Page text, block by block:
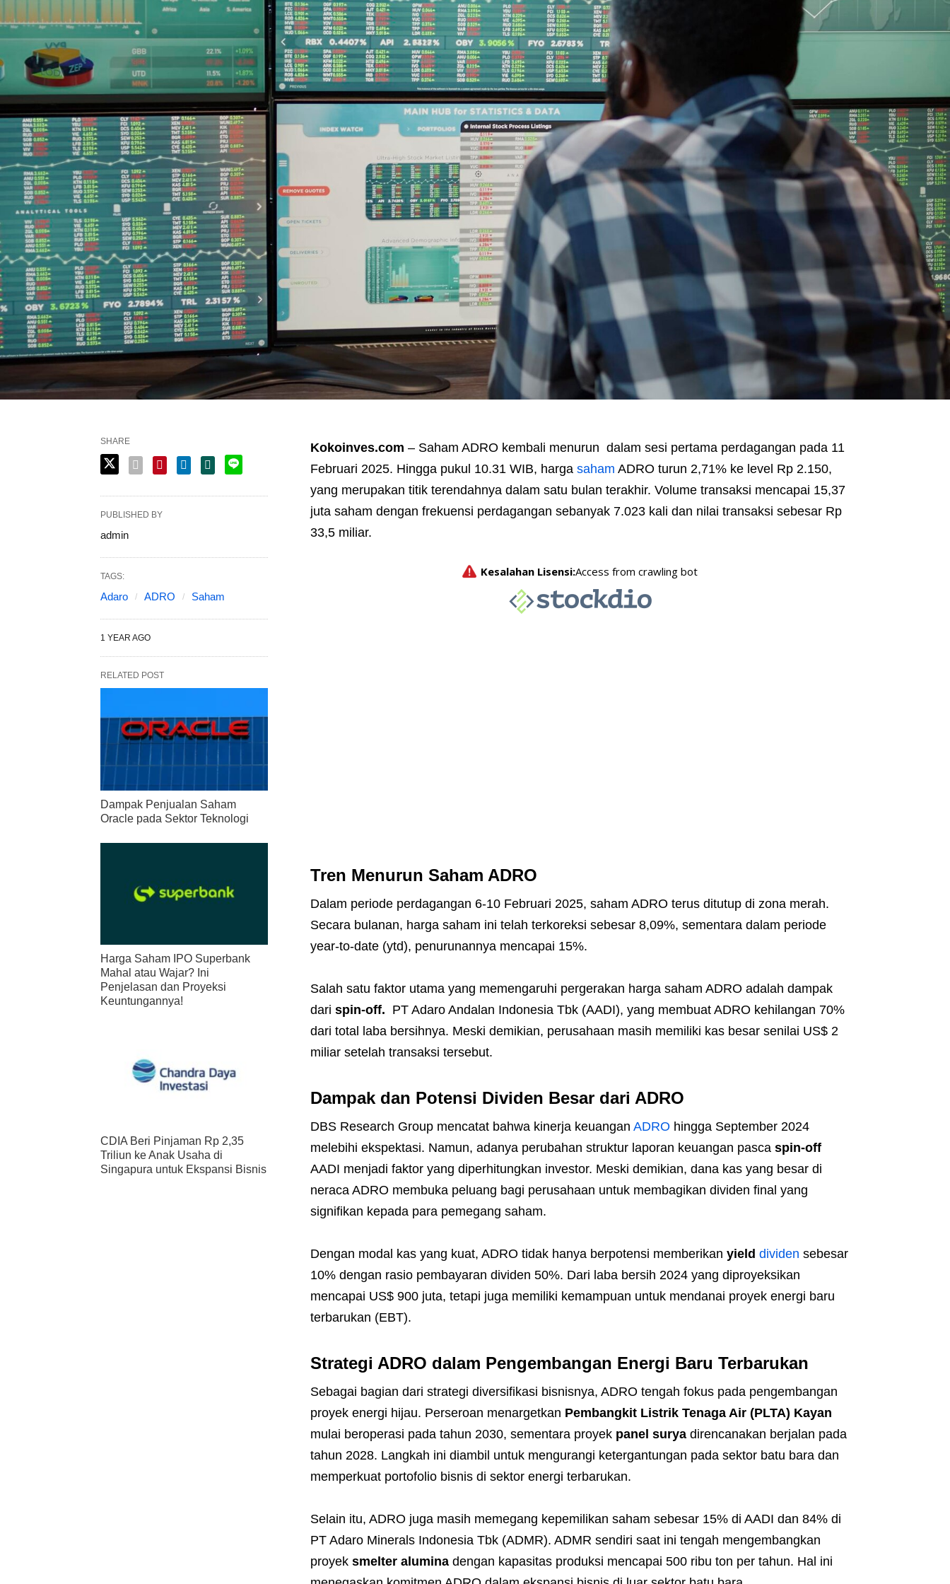
Kokoinves.com – Saham ADRO kembali menurun dalam sesi pertama perdagangan pada 11
Februari 2025. Hingga pukul 10.31 WIB, harga saham ADRO turun 2,71% ke level Rp 2.150,
yang merupakan titik terendahnya dalam satu bulan terakhir. Volume transaksi mencapai 15,37
juta saham dengan frekuensi perdagangan sebanyak 7.023 kali dan nilai transaksi sebesar Rp
33,5 miliar.
Tren Menurun Saham ADRO
Dalam periode perdagangan 6-10 Februari 2025, saham ADRO terus ditutup di zona merah.
Secara bulanan, harga saham ini telah terkoreksi sebesar 8,09%, sementara dalam periode
year-to-date (ytd), penurunannya mencapai 15%.
Salah satu faktor utama yang memengaruhi pergerakan harga saham ADRO adalah dampak
dari spin-off. PT Adaro Andalan Indonesia Tbk (AADI), yang membuat ADRO kehilangan 70%
dari total laba bersihnya. Meski demikian, perusahaan masih memiliki kas besar senilai US$ 2
miliar setelah transaksi tersebut.
Dampak dan Potensi Dividen Besar dari ADRO
DBS Research Group mencatat bahwa kinerja keuangan ADRO hingga September 2024
melebihi ekspektasi. Namun, adanya perubahan struktur laporan keuangan pasca spin-off
AADI menjadi faktor yang diperhitungkan investor. Meski demikian, dana kas yang besar di
neraca ADRO membuka peluang bagi perusahaan untuk membagikan dividen final yang
signifikan kepada para pemegang saham.
Dengan modal kas yang kuat, ADRO tidak hanya berpotensi memberikan yield dividen sebesar
10% dengan rasio pembayaran dividen 50%. Dari laba bersih 2024 yang diproyeksikan
mencapai US$ 900 juta, tetapi juga memiliki kemampuan untuk mendanai proyek energi baru
terbarukan (EBT).
Strategi ADRO dalam Pengembangan Energi Baru Terbarukan
Sebagai bagian dari strategi diversifikasi bisnisnya, ADRO tengah fokus pada pengembangan
proyek energi hijau. Perseroan menargetkan Pembangkit Listrik Tenaga Air (PLTA) Kayan
mulai beroperasi pada tahun 2030, sementara proyek panel suryadirencanakan berjalan pada
tahun 2028. Langkah ini diambil untuk mengurangi ketergantungan pada sektor batu bara dan
memperkuat portofolio bisnis di sektor energi terbarukan.
Selain itu, ADRO juga masih memegang kepemilikan saham sebesar 15% di AADI dan 84% di
PT Adaro Minerals Indonesia Tbk (ADMR). ADMR sendiri saat ini tengah mengembangkan
proyek smelter aluminadengan kapasitas produksi mencapai 500 ribu ton per tahun. Hal ini
SHARE
PUBLISHED BY
admin
TAGS:
Adaro ADRO Saham
1 YEAR AGO
RELATED POST
Dampak Penjualan Saham
Oracle pada Sektor Teknologi
Harga Saham IPO Superbank
Mahal atau Wajar? Ini
Penjelasan dan Proyeksi
Keuntungannya!
CDIA Beri Pinjaman Rp 2,35
Triliun ke Anak Usaha di
Singapura untuk Ekspansi Bisnis